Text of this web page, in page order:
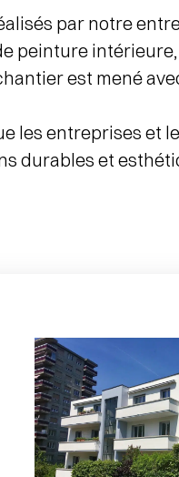
par notre
peinture
est mené
les entreprises et
durables et